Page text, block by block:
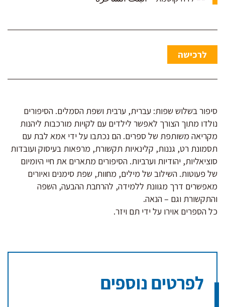
לרכישה
סיפור בשלוש שפות: עברית, ערבית ושפת הסמלים. הסיפורים
נולדו מתוך הצורך לאפשר לילדים עם לקויות מורכבות ליהנות
מקריאה משותפת של ספרים. הם נכתבו על ידי אמא לבת עם
תסמונת רט, גננות, קלינאיות תקשורת, מרפאות בעיסוק ועובדות
סוציאליות, יהודיות וערביות. הסיפורים מתארים את חיי היומיום
של פעוטות. השילוב של מילים, מחוות, שפת סימנים ואיורים
מאפשרים דרך מגוונת ללמידה, להרחבת ההבעה, השפה
והתקשורת וגם – הנאה.
כל הספרים אוירו על ידי תם ויזר.
לפרטים נוספים